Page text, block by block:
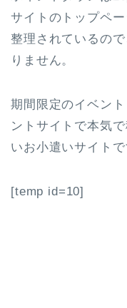
サイトのトップペ
整理されているの
りません。
期間限定のイベン
ントサイトで本気
いお小遣いサイトで
[temp id=10]